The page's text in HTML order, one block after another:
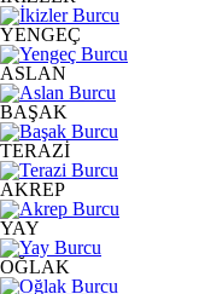
YENGEÇ
ASLAN
BAŞAK
TERAZİ
AKREP
YAY
OĞLAK